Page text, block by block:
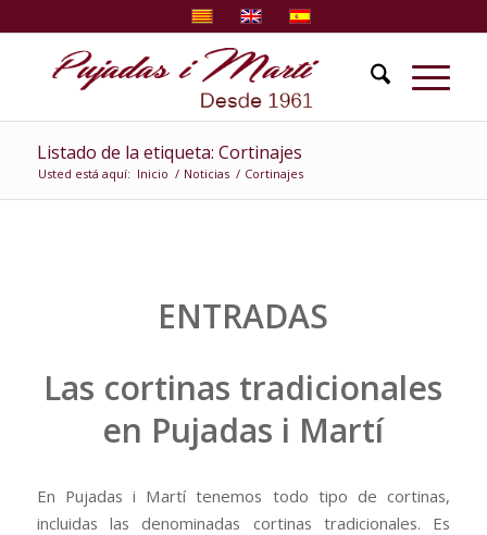
Listado de la etiqueta: Cortinajes
Usted está aquí: Inicio / Noticias / Cortinajes
ENTRADAS
Las cortinas tradicionales
en Pujadas i Martí
En Pujadas i Martí tenemos todo tipo de cortinas,
incluidas las denominadas cortinas tradicionales. Es